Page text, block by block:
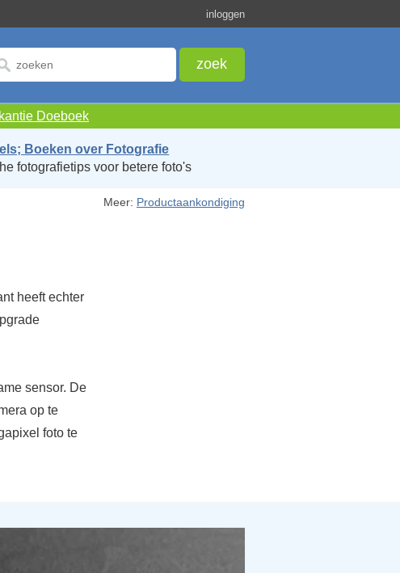
inloggen
Doeboek
Boeken over Fotografie
fotografietips voor betere foto's
Meer: Productaankondiging
heeft echter
sensor. De
op te
foto te